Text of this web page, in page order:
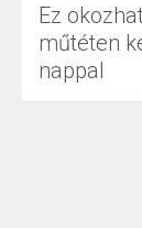
Ez
műtéten
nappal